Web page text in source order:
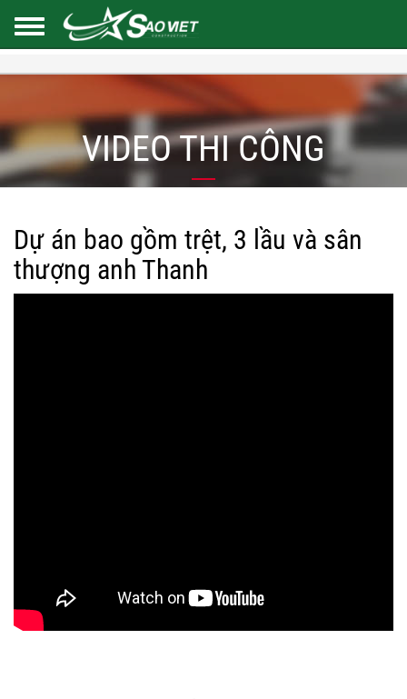
VIDEO THI CÔNG
Dự án bao gồm trệt, 3 lầu và sân
thượng anh Thanh